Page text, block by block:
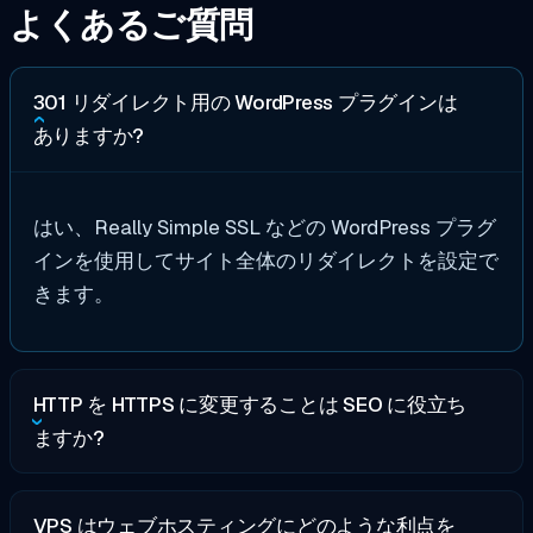
よくあるご質問
301 リダイレクト用の WordPress プラグインは
ありますか?
はい、Really Simple SSL などの WordPress プラグ
インを使用してサイト全体のリダイレクトを設定で
きます。
HTTP を HTTPS に変更することは SEO に役立ち
ますか?
VPS はウェブホスティングにどのような利点を